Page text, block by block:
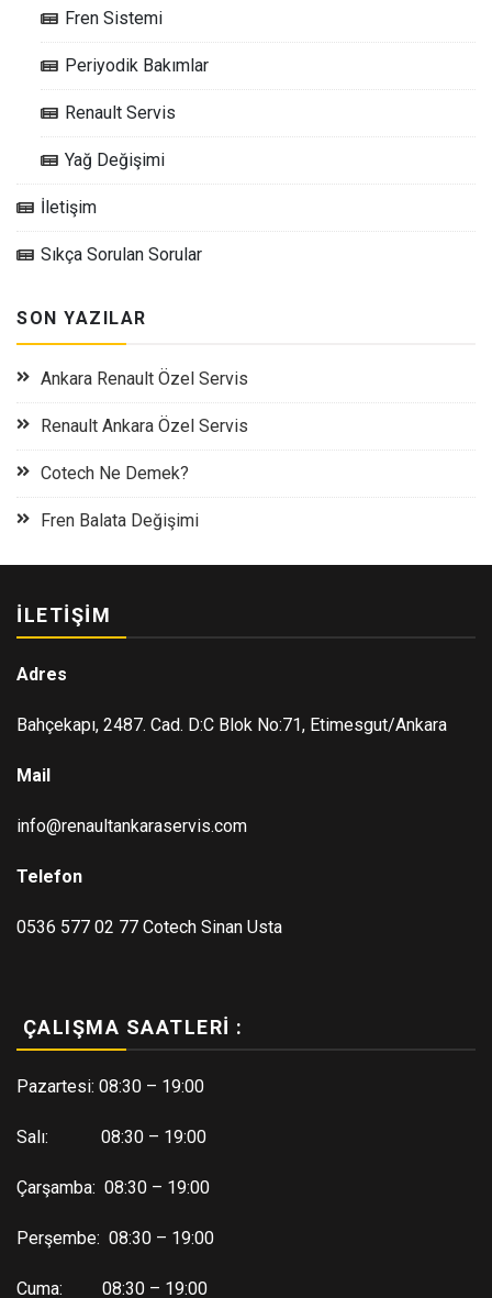
Fren Sistemi
Periyodik Bakımlar
Renault Servis
Yağ Değişimi
İletişim
Sıkça Sorulan Sorular
SON YAZILAR
Ankara Renault Özel Servis
Renault Ankara Özel Servis
Cotech Ne Demek?
Fren Balata Değişimi
İLETIŞIM
Adres
Bahçekapı, 2487. Cad. D:C Blok No:71, Etimesgut/Ankara
Mail
info@renaultankaraservis.com
Telefon
0536 577 02 77 Cotech Sinan Usta
ÇALIŞMA SAATLERI :
Pazartesi: 08:30 – 19:00
Salı: 08:30 – 19:00
Çarşamba: 08:30 – 19:00
Perşembe: 08:30 – 19:00
Cuma: 08:30 – 19:00